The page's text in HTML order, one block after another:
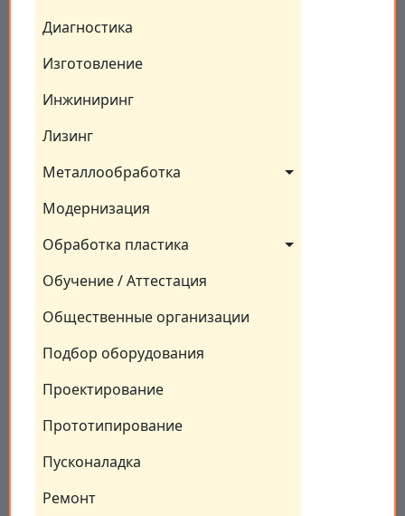
Диагностика
Изготовление
Инжиниринг
Лизинг
Металлообработка
Модернизация
Обработка пластика
Обучение / Аттестация
Общественные организации
Подбор оборудования
Проектирование
Прототипирование
Пусконаладка
Ремонт